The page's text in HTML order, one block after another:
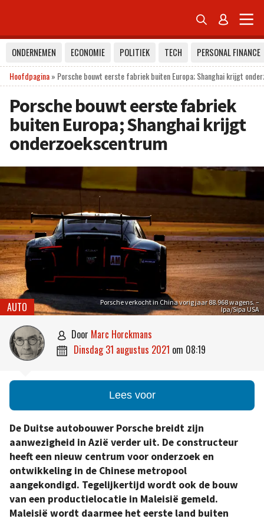
 
ONDERNEMEN ECONOMIE POLITIEK TECH
PERSONAL FINANCE
Hoofdpagina» Porsche bouwt eerste fabriek buiten Europa; Shanghai krijgt
Porsche bouwt eerste fabriek
buiten Europa; Shanghai krijgt
onderzoekscentrum
Porsche verkocht in China vorig jaar 88.968 wagens. –
Ipa/Sipa USA
AUTO
 door Marc Horckmans
 dinsdag 31 augustus 2021 om 08:19
Lees voor
De Duitse autobouwer Porsche breidt zijn
aanwezigheid in Azië verder uit. De constructeur
heeft een nieuw centrum voor onderzoek en
ontwikkeling in de Chinese metropool
aangekondigd. Tegelijkertijd wordt ook de bouw
van een productielocatie in Maleisië gemeld.
Maleisië wordt daarmee het eerste land buiten